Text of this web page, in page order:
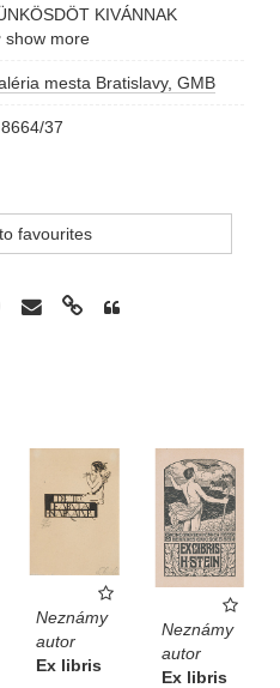
KIVÁNNAK
show more
mesta Bratislavy, GMB
37
favourites
Neznámy
autor
Ex libris
Neznámy
autor
Ex libris